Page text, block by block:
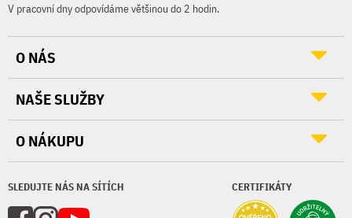
V pracovní dny odpovídáme většinou do 2 hodin.
SLEDUJTE NÁS NA SÍTÍCH CERTIFIKÁTY
O NÁS
NAŠE SLUŽBY
O NÁKUPU